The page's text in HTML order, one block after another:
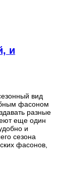
и
вид
фасоном
разные
еще один
и
сезона
фасонов,